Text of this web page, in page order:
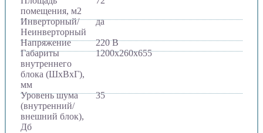
помещения, м2
Инверторный/
Неинверторный
да
Напряжение
220 В
Габариты
внутреннего
блока (ШхВхГ),
мм
1200х260х655
Уровень шума
(внутренний/
внешний блок),
Дб
35